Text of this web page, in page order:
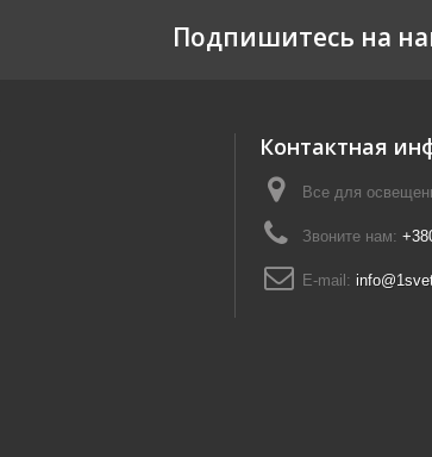
Подпишитесь на
Контактная
Все для
Звоните нам:
E-mail: